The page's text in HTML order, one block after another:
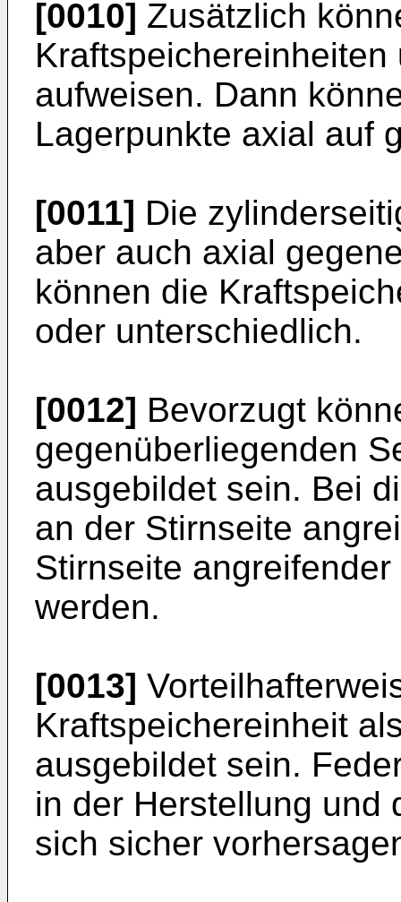
[0010] Zusätzlich
aufweisen. Dann
Lagerpunkte axial auf
[0011] Die
aber auch axial
können die
oder unterschiedlich.
[0012] Bevorzugt
gegenüberliegenden
ausgebildet sein. Bei
an der Stirnseite
Stirnseite
werden.
[0013]
Kraftspeichereinheit
ausgebildet sein.
in der Herstellung und
sich sicher